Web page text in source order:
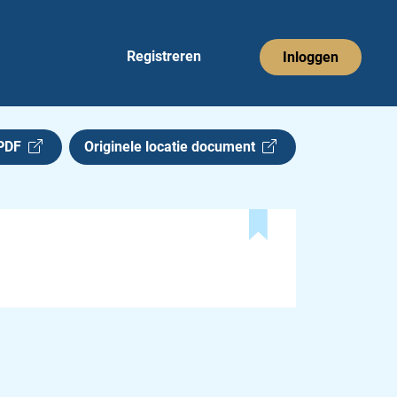
Registreren Inloggen
Originele locatie document